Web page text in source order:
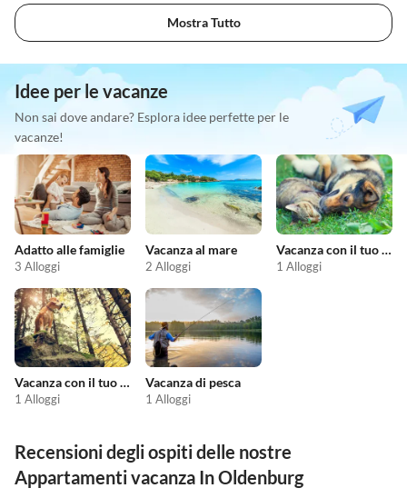
Mostra Tutto
Idee per le vacanze
Non sai dove andare? Esplora idee perfette per le
vacanze!
Adatto alle famiglie
3 Alloggi
Vacanza al mare
2 Alloggi
Vacanza con il tuo animale domestico
1 Alloggi
Vacanza con il tuo cane
1 Alloggi
Vacanza di pesca
1 Alloggi
Recensioni degli ospiti delle nostre
Appartamenti vacanza In Oldenburg